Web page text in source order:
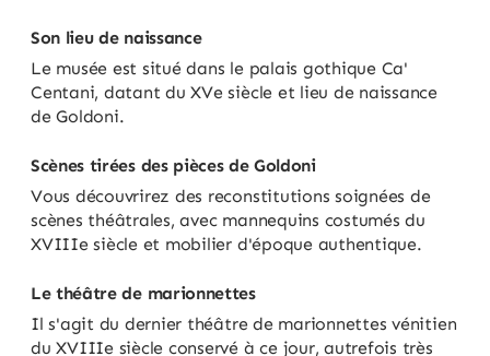
Son lieu de naissance
Le musée est situé dans le palais gothique Ca'
Centani, datant du XVe siècle et lieu de naissance
de Goldoni.
Scènes tirées des pièces de Goldoni
Vous découvrirez des reconstitutions soignées de
scènes théâtrales, avec mannequins costumés du
XVIIIe siècle et mobilier d'époque authentique.
Le théâtre de marionnettes
Il s'agit du dernier théâtre de marionnettes vénitien
du XVIIIe siècle conservé à ce jour, autrefois très